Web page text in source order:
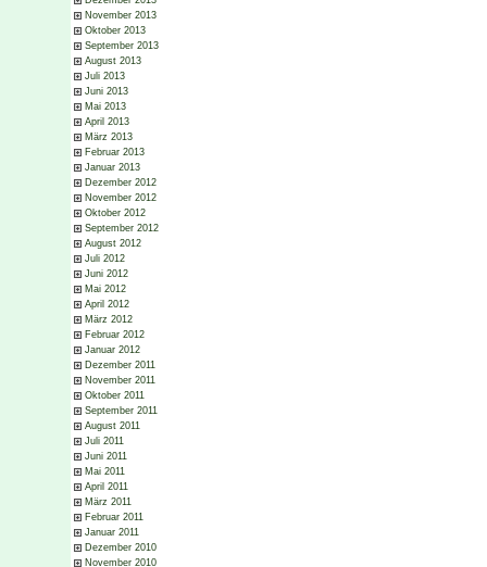
November 2013
Oktober 2013
September 2013
August 2013
Juli 2013
Juni 2013
Mai 2013
April 2013
März 2013
Februar 2013
Januar 2013
Dezember 2012
November 2012
Oktober 2012
September 2012
August 2012
Juli 2012
Juni 2012
Mai 2012
April 2012
März 2012
Februar 2012
Januar 2012
Dezember 2011
November 2011
Oktober 2011
September 2011
August 2011
Juli 2011
Juni 2011
Mai 2011
April 2011
März 2011
Februar 2011
Januar 2011
Dezember 2010
November 2010